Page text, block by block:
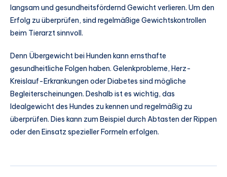
langsam und gesundheitsfördernd Gewicht verlieren. Um den
Erfolg zu überprüfen, sind regelmäßige Gewichtskontrollen
beim Tierarzt sinnvoll.
Denn Übergewicht bei Hunden kann ernsthafte
gesundheitliche Folgen haben. Gelenkprobleme, Herz-
Kreislauf-Erkrankungen oder Diabetes sind mögliche
Begleiterscheinungen. Deshalb ist es wichtig, das
Idealgewicht des Hundes zu kennen und regelmäßig zu
überprüfen. Dies kann zum Beispiel durch Abtasten der Rippen
oder den Einsatz spezieller Formeln erfolgen.